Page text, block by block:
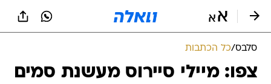
סלבס/כל הכתבות
צפו: מיילי סיירוס מעשנת סמים